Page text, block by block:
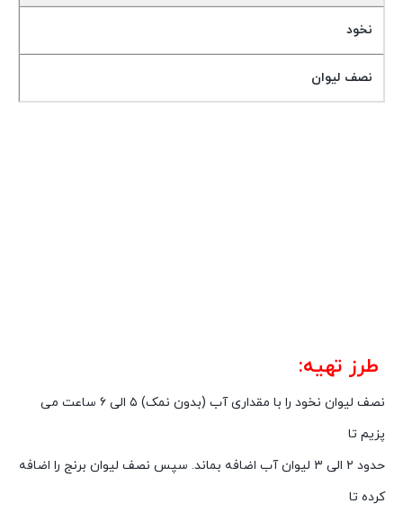
نخود
نصف لیوان
طرز تهیه:
نصف لیوان نخود را با مقداری آب (بدون نمک) ۵ الی ۶ ساعت می
پزیم تا
حدود ۲ الی ۳ لیوان آب اضافه بماند. سپس نصف لیوان برنج را اضافه
کرده تا